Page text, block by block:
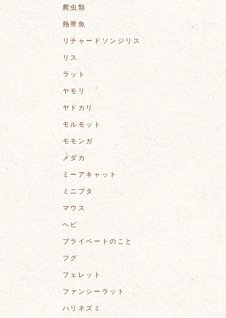
爬虫類
熱帯魚
リチャードソンジリス
リス
ラット
ヤモリ
ヤドカリ
モルモット
モモンガ
メダカ
ミーアキャット
ミニブタ
マウス
ヘビ
プライベートのこと
フグ
フェレット
ファンシーラット
ハリネズミ